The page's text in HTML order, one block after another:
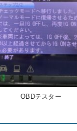
OBDテスター